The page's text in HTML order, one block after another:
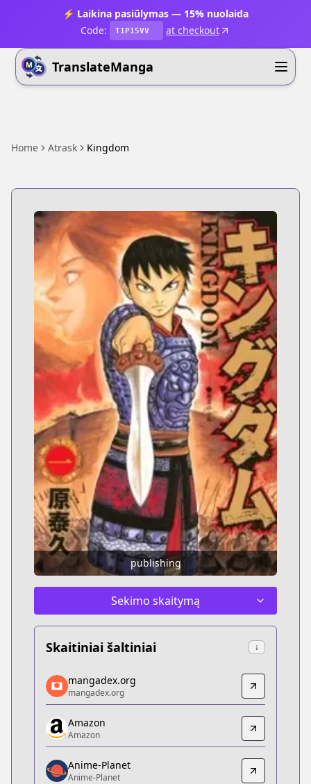
⚡ Laikina pasiūlymas — 15% nuolaida
Code:
T1P15VV at checkout
TranslateManga
Home Atrask Kingdom
publishing
Sekimo skaitymą
Skaitiniai šaltiniai ↓
mangadex.org
mangadex.org
https://mangadex.org/title/077a3fed-1634-424f-
Amazon
Amazon
https://www.amazon.co.jp/dp/B07GX5ZWRX
Anime-Planet
mangadex.org
mangadex.org
Amazon
Amazon
Anime-Planet
Anime-Planet